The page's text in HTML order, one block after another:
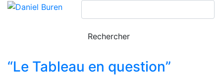
“Le Tableau en question”